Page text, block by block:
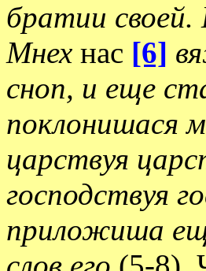
братии
Мнех нас [6]
сноп, и еще
поклонишася
царствуя
господствуя
приложиша